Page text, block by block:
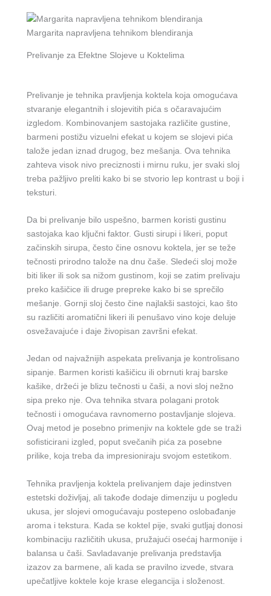
Margarita napravljena tehnikom blendiranja
Prelivanje za Efektne Slojeve u Koktelima
Prelivanje je tehnika pravljenja koktela koja omogućava
stvaranje elegantnih i slojevitih pića s očaravajućim
izgledom. Kombinovanjem sastojaka različite gustine,
barmeni postižu vizuelni efekat u kojem se slojevi pića
talože jedan iznad drugog, bez mešanja. Ova tehnika
zahteva visok nivo preciznosti i mirnu ruku, jer svaki sloj
treba pažljivo preliti kako bi se stvorio lep kontrast u boji i
teksturi.
Da bi prelivanje bilo uspešno, barmen koristi gustinu
sastojaka kao ključni faktor. Gusti sirupi i likeri, poput
začinskih sirupa, često čine osnovu koktela, jer se teže
tečnosti prirodno talože na dnu čaše. Sledeći sloj može
biti liker ili sok sa nižom gustinom, koji se zatim prelivaju
preko kašičice ili druge prepreke kako bi se sprečilo
mešanje. Gornji sloj često čine najlakši sastojci, kao što
su različiti aromatični likeri ili penušavo vino koje deluje
osvežavajuće i daje živopisan završni efekat.
Jedan od najvažnijih aspekata prelivanja je kontrolisano
sipanje. Barmen koristi kašičicu ili obrnuti kraj barske
kašike, držeći je blizu tečnosti u čaši, a novi sloj nežno
sipa preko nje. Ova tehnika stvara polagani protok
tečnosti i omogućava ravnomerno postavljanje slojeva.
Ovaj metod je posebno primenjiv na koktele gde se traži
sofisticirani izgled, poput svečanih pića za posebne
prilike, koja treba da impresioniraju svojom estetikom.
Tehnika pravljenja koktela prelivanjem daje jedinstven
estetski doživljaj, ali takođe dodaje dimenziju u pogledu
ukusa, jer slojevi omogućavaju postepeno oslobađanje
aroma i tekstura. Kada se koktel pije, svaki gutljaj donosi
kombinaciju različitih ukusa, pružajući osećaj harmonije i
balansa u čaši. Savladavanje prelivanja predstavlja
izazov za barmene, ali kada se pravilno izvede, stvara
upečatljive koktele koje krase elegancija i složenost.